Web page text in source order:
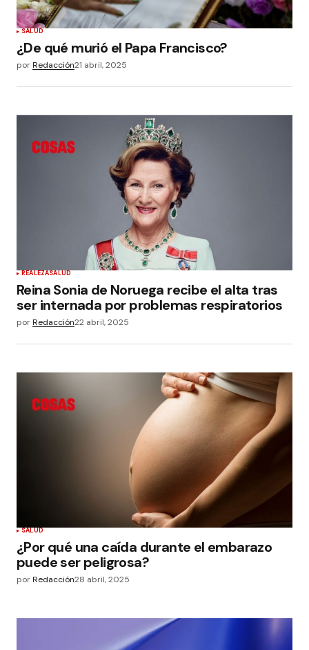
SALUD
¿De qué murió el Papa Francisco?
porRedacción21 abril, 2025
REALEZASALUD
Reina Sonia de Noruega recibe el alta tras
ser internada por problemas respiratorios
porRedacción22 abril, 2025
SALUD
¿Por qué una caída durante el embarazo
puede ser peligrosa?
porRedacción28 abril, 2025